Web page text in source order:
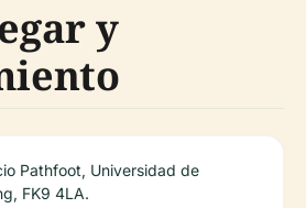
y
Pathfoot, Universidad de
FK9 4LA.